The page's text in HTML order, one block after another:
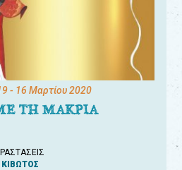
- 16 Μαρτίου 2020
ΤΗ ΜΑΚΡΙΑ